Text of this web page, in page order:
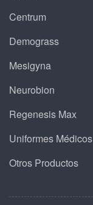
Centrum
Demograss
Mesigyna
Neurobion
Regenesis Max
Uniformes Médicos
Otros Productos